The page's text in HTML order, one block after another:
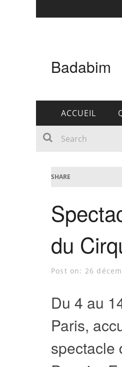
Badabim
ACCUEIL
SHARE
du
Post on: 26
Du 4 au
Paris,
spectacle